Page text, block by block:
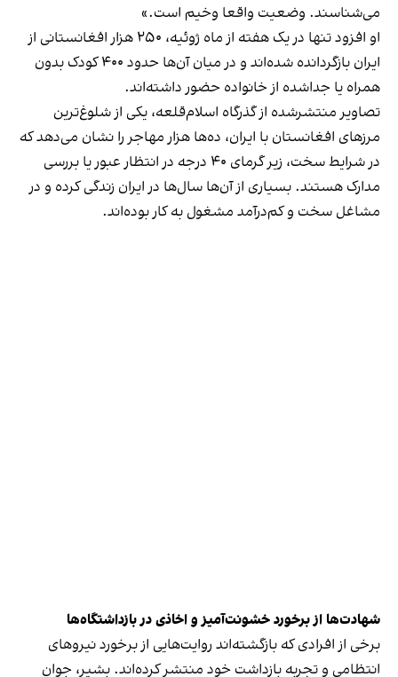
می‌شناسند. وضعیت واقعا وخیم است.»
او افزود تنها در یک هفته از ماه ژوئیه، ۲۵۰ هزار افغانستانی از
ایران بازگردانده شده‌اند و در میان آن‌ها حدود ۴۰۰ کودک بدون
همراه یا جداشده از خانواده حضور داشته‌اند.
تصاویر منتشرشده از گذرگاه اسلام‌قلعه، یکی از شلوغ‌ترین
مرزهای افغانستان با ایران، ده‌ها هزار مهاجر را نشان می‌دهد که
در شرایط سخت، زیر گرمای ۴۰ درجه در انتظار عبور یا بررسی
مدارک هستند. بسیاری از آن‌ها سال‌ها در ایران زندگی کرده و در
مشاغل سخت و کم‌درآمد مشغول به کار بوده‌اند.
شهادت‌ها از برخورد خشونت‌آمیز و اخاذی در بازداشتگاه‌ها
برخی از افرادی که بازگشته‌اند روایت‌هایی از برخورد نیروهای
انتظامی و تجربه بازداشت خود منتشر کرده‌اند. بشیر، جوان